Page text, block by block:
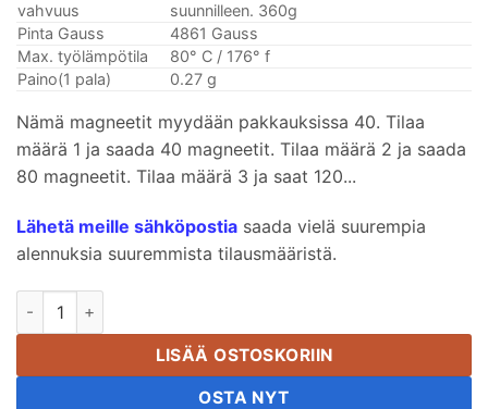
vahvuus
suunnilleen. 360g
Pinta Gauss
4861 Gauss
Max. työlämpötila
80° C / 176° f
Paino(1 pala)
0.27 g
Nämä magneetit myydään pakkauksissa 40. Tilaa
määrä 1 ja saada 40 magneetit. Tilaa määrä 2 ja saada
80 magneetit. Tilaa määrä 3 ja saat 120...
Lähetä meille sähköpostia saada vielä suurempia
alennuksia suuremmista tilausmääristä.
3mm x 5 mm neodyymi sauvamagneetti Super Strong N52
LISÄÄ OSTOSKORIIN
OSTA NYT